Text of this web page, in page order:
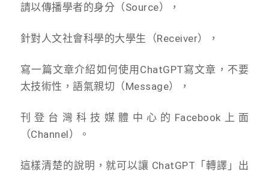
請以傳播學者的身分（Source），
針對人文社會科學的大學生（Receiver），
寫一篇文章介紹如何使用ChatGPT寫文章，不要
太技術性，語氣親切（Message），
刊登台灣科技媒體中心的Facebook上面
（Channel）。
這樣清楚的說明，就可以讓 ChatGPT「轉譯」出